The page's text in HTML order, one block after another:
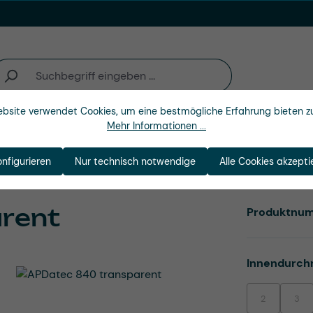
Unternehmen
2(Diese Option
3
verwendet Cookies, um eine bestmögliche Erfahrung bieten
Mehr Informationen ...
Nur technisch notwendige Alle Cookies